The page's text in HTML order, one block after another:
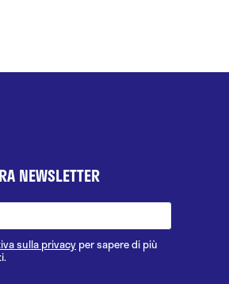
NEWSLETTER
sulla privacy per sapere di più